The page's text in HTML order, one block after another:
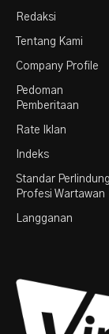
Redaksi
Tentang Kami
Company Profile
Pedoman
Pemberitaan
Rate Iklan
Indeks
Standar
Profesi Wartawan
Langganan